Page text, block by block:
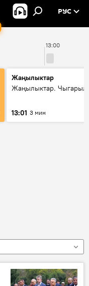
РУС
13:00
Жаңылыктар
Жаңылыктар.
13:01 3 мин